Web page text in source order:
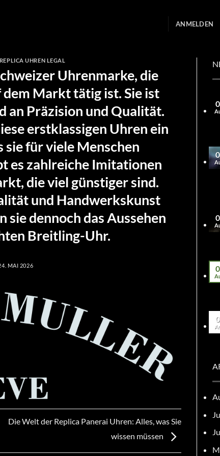
ANMELDEN
REPLICA UHREN LEGAL
Uhrenmarke, die
Markt tätig ist. Sie ist
an Präzision und Qualität.
erstklassigen Uhren ein
sie für viele Menschen
es zahlreiche Imitationen
die viel günstiger sind.
und Handwerkskunst
dennoch das Aussehen
Breitling-Uhr.
MAI 2026
Die Welt der Replica Panerai Uhren: Alles, was Sie
wissen müssen